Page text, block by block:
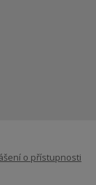
o přístupnosti